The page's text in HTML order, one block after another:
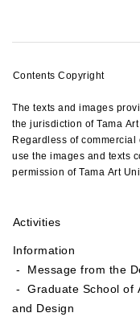
Contents Copyright
The texts and images
the jurisdiction of Tama Art
Regardless of
use the images and texts
permission of Tama Art
Activities
Information
- Message from the
- Graduate School of
and Design